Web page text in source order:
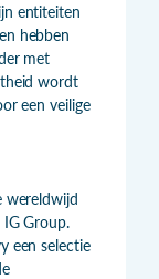
entiteiten
hebben
met
wordt
een veilige
wereldwijd
IG Group.
een selectie